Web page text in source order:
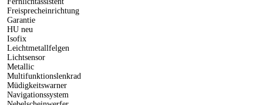
Freisprecheinrichtung
Garantie
HU neu
Isofix
Leichtmetallfelgen
Lichtsensor
Metallic
Multifunktionslenkrad
Müdigkeitswarner
Navigationssystem